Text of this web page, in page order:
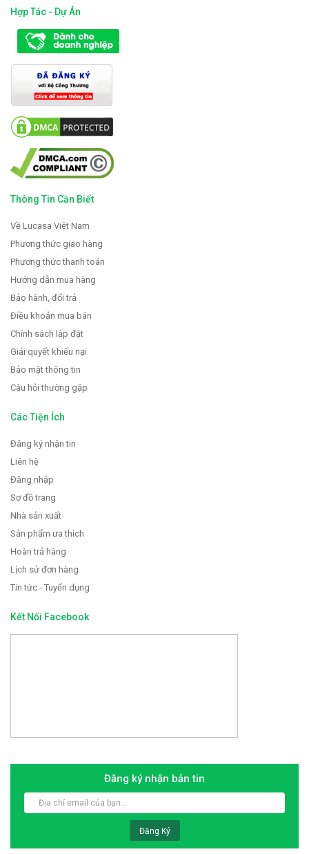
Hợp Tác - Dự Án
Thông Tin Cần Biết
Về Lucasa Việt Nam
Phương thức giao hàng
Phương thức thanh toán
Hướng dẫn mua hàng
Bảo hành, đổi trả
Điều khoản mua bán
Chính sách lắp đặt
Giải quyết khiếu nại
Bảo mật thông tin
Câu hỏi thường gặp
Các Tiện Ích
Đăng ký nhận tin
Liên hệ
Đăng nhập
Sơ đồ trang
Nhà sản xuất
Sản phẩm ưa thích
Hoàn trả hàng
Lịch sử đơn hàng
Tin tức - Tuyển dụng
Kết Nối Facebook
Đăng ký nhận bản tin
Đăng Ký